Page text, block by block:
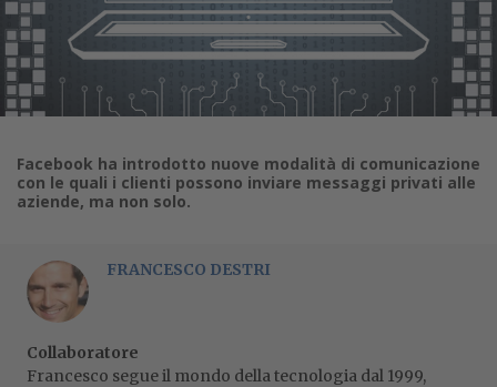
Facebook ha introdotto nuove modalità di comunicazione
con le quali i clienti possono inviare messaggi privati alle
aziende, ma non solo.
FRANCESCO DESTRI
Collaboratore
Francesco segue il mondo della tecnologia dal 1999,